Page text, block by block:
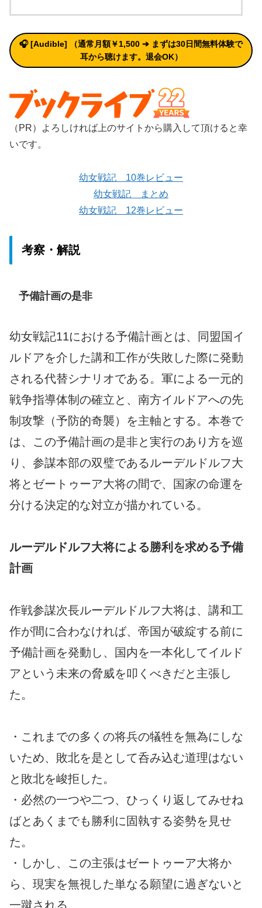
🎧 [Audible] （通常月額￥1,500 ➔ まずは30日間無料体験で
耳から聴けます。退会OK）
（PR）よろしければ上のサイトから購入して頂けると幸
いです。
幼女戦記 10巻レビュー
幼女戦記 まとめ
幼女戦記 12巻レビュー
考察・解説
予備計画の是非
幼女戦記11における予備計画とは、同盟国イ
ルドアを介した講和工作が失敗した際に発動
される代替シナリオである。軍による一元的
戦争指導体制の確立と、南方イルドアへの先
制攻撃（予防的奇襲）を主軸とする。本巻で
は、この予備計画の是非と実行のあり方を巡
り、参謀本部の双璧であるルーデルドルフ大
将とゼートゥーア大将の間で、国家の命運を
分ける決定的な対立が描かれている。
ルーデルドルフ大将による勝利を求める予備
計画
作戦参謀次長ルーデルドルフ大将は、講和工
作が間に合わなければ、帝国が破綻する前に
予備計画を発動し、国内を一本化してイルド
アという未来の脅威を叩くべきだと主張し
た。
・これまでの多くの将兵の犠牲を無為にしな
いため、敗北を是として呑み込む道理はない
と敗北を峻拒した。
・必然の一つや二つ、ひっくり返してみせね
ばとあくまでも勝利に固執する姿勢を見せ
た。
・しかし、この主張はゼートゥーア大将か
ら、現実を無視した単なる願望に過ぎないと
一蹴される。